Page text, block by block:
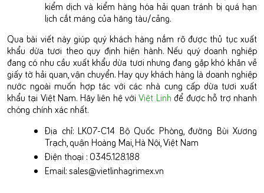
kiểm dịch và kiểm hàng hóa hải quan tránh bị quá hạn
lịch cắt máng của hãng tàu/cảng.
Qua bài viết này giúp quý khách hàng nắm rõ được thủ tục xuất
khẩu dừa tươi theo quy định hiện hành. Nếu quý doanh nghiệp
đang có nhu cầu xuất khẩu dừa tươi nhưng đang gặp khó khăn về
giấy tờ hải quan, vận chuyển. Hay quy khách hàng là doanh nghiệp
nước ngoài muốn hợp tác với các nhà cung cấp dừa tươi xuất
khẩu tại Việt Nam. Hãy liên hệ vớiViệt Linh để được hỗ trợ nhanh
chóng chính xác nhất.
Địa chỉ: LK07-C14 Bộ Quốc Phòng, đường Bùi Xương
Trạch, quận Hoàng Mai, Hà Nội, Việt Nam
Điện thoại : 0345.128.188
Email: sales@vietlinhagrimex.vn